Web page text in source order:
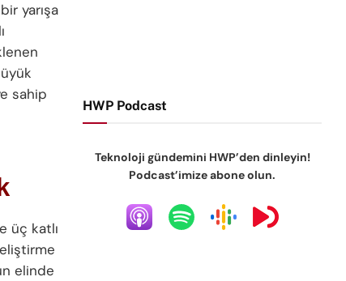
yarışa
sahip
üç katlı
elinde
HWP Podcast
Teknoloji gündemini HWP’den dinleyin!
Podcast’imize abone olun.